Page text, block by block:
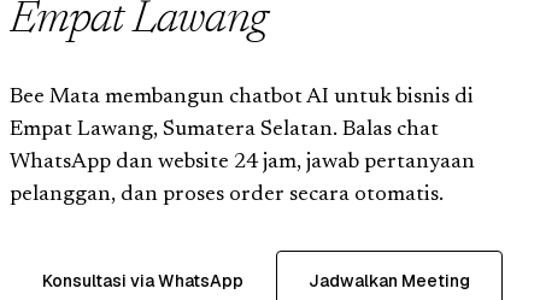
Empat Lawang
Bee Mata membangun chatbot AI untuk bisnis di
Empat Lawang, Sumatera Selatan. Balas chat
WhatsApp dan website 24 jam, jawab pertanyaan
pelanggan, dan proses order secara otomatis.
Konsultasi via WhatsApp Jadwalkan Meeting